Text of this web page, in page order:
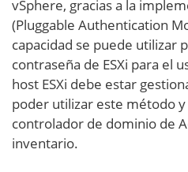
vSphere, gracias a la
(Pluggable Authentication
capacidad se puede utilizar
contraseña de ESXi para el
host ESXi debe estar
poder utilizar este método
controlador de dominio de
inventario.